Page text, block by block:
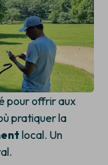
pour offrir aux
pratiquer la
local. Un